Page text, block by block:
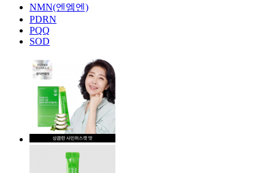
NMN(엔엠엔)
PDRN
PQQ
SOD